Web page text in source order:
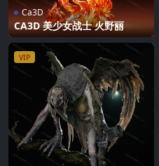
Ca3D
CA3D 美少女战士 火野丽
VIP